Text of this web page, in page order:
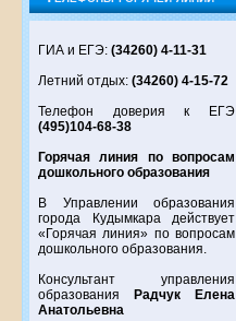
ГИА и ЕГЭ: (34260) 4-11-31
Летний отдых: (34260) 4-15-72
Телефон доверия к ЕГЭ
(495)104-68-38
Горячая линия по вопросам
дошкольного образования
В Управлении образования
города Кудымкара действует
«Горячая линия» по вопросам
дошкольного образования.
Консультант управления
образования
Радчук Елена
Анатольевна